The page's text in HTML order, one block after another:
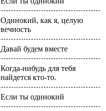
Одинокий, как я, целую
вечность
Давай будем вместе
Когда-нибудь для тебя
найдется кто-то.
Если ты одинокий